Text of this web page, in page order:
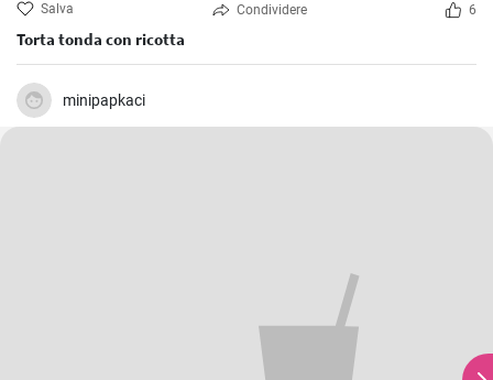
Salva Condividere 6
Torta tonda con ricotta
minipapkaci